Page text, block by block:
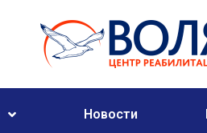
Новости